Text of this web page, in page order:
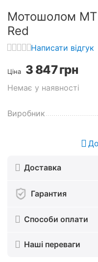
Мотошолом MT
Red
Написати відгук
Ціна 3 847грн
Немає у наявності
Виробник
Доставка
Гарантия
Способи оплати
Наші переваги